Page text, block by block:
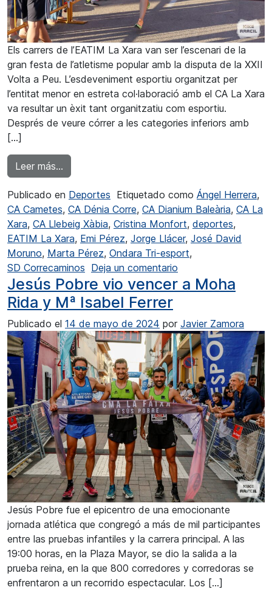
Els carrers de l’EATIM La Xara van ser l’escenari de la
gran festa de l’atletisme popular amb la disputa de la XXII
Volta a Peu. L’esdeveniment esportiu organitzat per
l’entitat menor en estreta col·laboració amb el CA La Xara
va resultar un èxit tant organitzatiu com esportiu.
Després de veure córrer a les categories inferiors amb
[…]
Leer más…
Publicado en Deportes Etiquetado como Ángel Herrera,
CA Cametes, CA Dénia Corre, CA Dianium Baleària, CA La
Xara, CA Llebeig Xàbia, Cristina Monfort, deportes,
EATIM La Xara, Emi Pérez, Jorge Llácer, José David
Moruno, Marta Pérez, Ondara Tri-esport,
SD Correcaminos Deja un comentario
Jesús Pobre vio vencer a Moha
Rida y Mª Isabel Ferrer
Publicado el 14 de mayo de 2024 por Javier Zamora
Jesús Pobre fue el epicentro de una emocionante
jornada atlética que congregó a más de mil participantes
entre las pruebas infantiles y la carrera principal. A las
19:00 horas, en la Plaza Mayor, se dio la salida a la
prueba reina, en la que 800 corredores y corredoras se
enfrentaron a un recorrido espectacular. Los […]